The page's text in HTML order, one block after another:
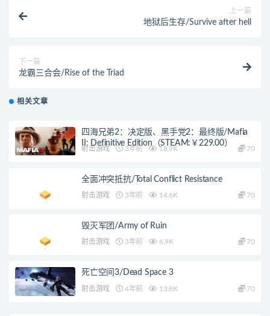
上一篇
地狱后生存/Survive after hell
下一篇
龙霸三合会/Rise of the Triad
相关文章
四海兄弟2：决定版、黑手党2：最终版/Mafia
II: Definitive Edition（STEAM:￥229.00）
射击游戏 3年前 18.9K 70
全面冲突抵抗/Total Conflict Resistance
射击游戏 3年前 14.6K 70
毁灭军团/Army of Ruin
射击游戏 3年前 6.9K 70
死亡空间3/Dead Space 3
射击游戏 4年前 13.8K 70